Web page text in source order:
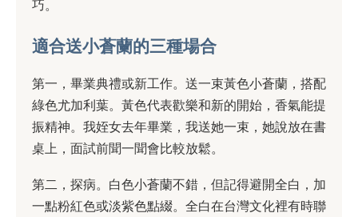
巧。
適合送小蒼蘭的三種場合
第一，畢業典禮或新工作。送一束黃色小蒼蘭，搭配
綠色尤加利葉。黃色代表歡樂和新的開始，香氣能提
振精神。我姪女去年畢業，我送她一束，她說放在書
桌上，面試前聞一聞會比較放鬆。
第二，探病。白色小蒼蘭不錯，但記得避開全白，加
一點粉紅色或淡紫色點綴。全白在台灣文化裡有時聯